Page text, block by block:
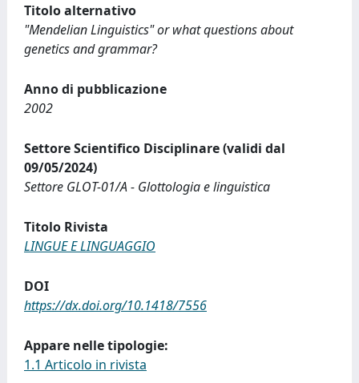
Titolo alternativo
"Mendelian Linguistics" or what questions about
genetics and grammar?
Anno di pubblicazione
2002
Settore Scientifico Disciplinare (validi dal
09/05/2024)
Settore GLOT-01/A - Glottologia e linguistica
Titolo Rivista
LINGUE E LINGUAGGIO
DOI
https://dx.doi.org/10.1418/7556
Appare nelle tipologie:
1.1 Articolo in rivista